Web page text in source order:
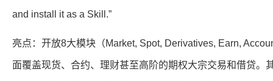
and install it as a Skill.”
亮点：开放8大模块（Market, Spot, Derivatives, Earn,
面覆盖现货、合约、理财甚至高阶的期权大宗交易和借贷。